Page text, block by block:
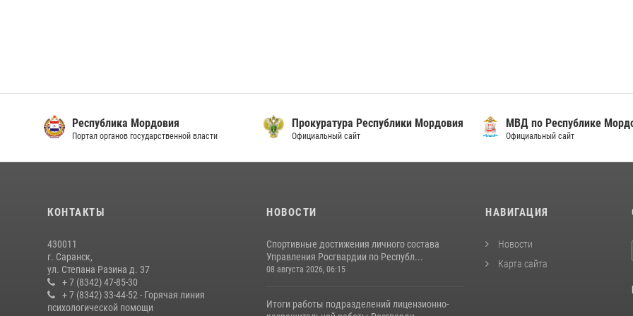
Республика Мордовия
Портал органов государственной власти
Прокуратура Республики Мордовия
Официальный сайт
МВД по Республике
Официальный сайт
КОНТАКТЫ
430011
г. Саранск,
ул. Степана Разина д. 37
+ 7 (8342) 47-85-30
+ 7 (8342) 33-44-52 - Горячая линия
психологической помощи
НОВОСТИ
Спортивные достижения личного состава
Управления Росгвардии по Республ...
08 августа 2026, 06:15
Итоги работы подразделений лицензионно-
НАВИГАЦИЯ
Новости
Карта сайта